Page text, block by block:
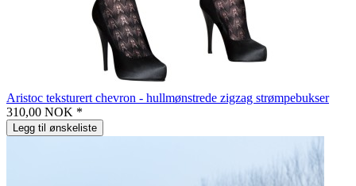
Aristoc teksturert chevron - hullmønstrede zigzag strømpebukser
310,00 NOK *
Legg til ønskeliste